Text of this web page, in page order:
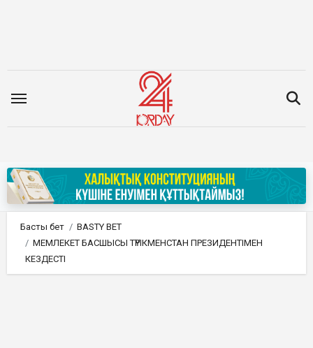
Басты бет
BASTY BET
МЕМЛЕКЕТ БАСШЫСЫ ТҮРІКМЕНСТАН ПРЕЗИДЕНТІМЕН
КЕЗДЕСТІ